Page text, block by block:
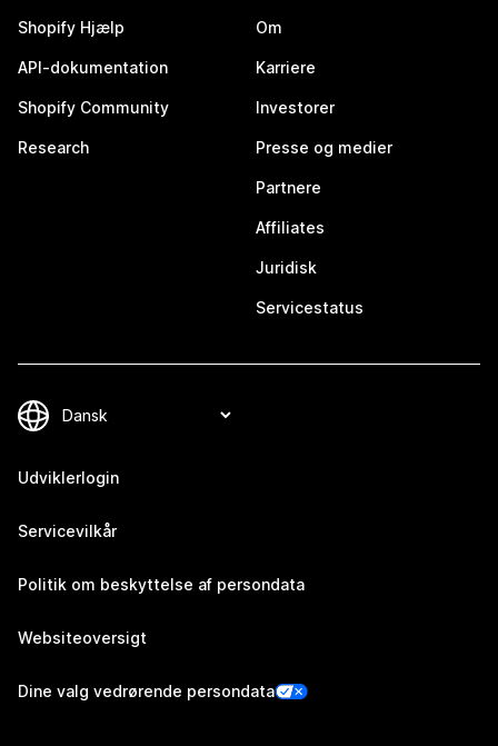
Shopify Hjælp
API-dokumentation
Shopify Community
Research
Om
Karriere
Investorer
Presse og medier
Partnere
Affiliates
Juridisk
Servicestatus
Udviklerlogin
Servicevilkår
Politik om beskyttelse af persondata
Websiteoversigt
Dine valg vedrørende persondata